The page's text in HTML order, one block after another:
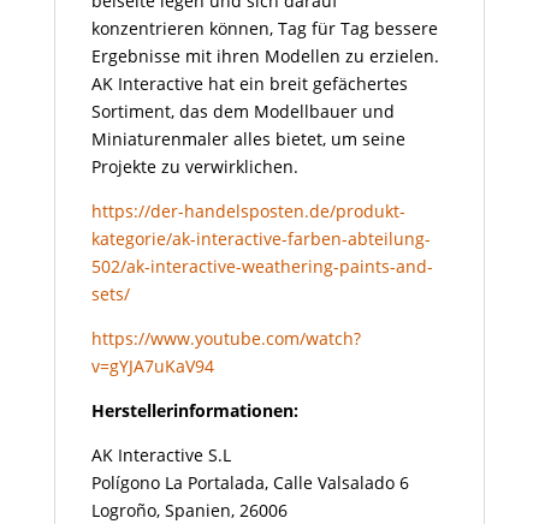
konzentrieren können, Tag für Tag bessere
Ergebnisse mit ihren Modellen zu erzielen.
AK Interactive hat ein breit gefächertes
Sortiment, das dem Modellbauer und
Miniaturenmaler alles bietet, um seine
Projekte zu verwirklichen.
https://der-handelsposten.de/produkt-
kategorie/ak-interactive-farben-abteilung-
502/ak-interactive-weathering-paints-and-
sets/
https://www.youtube.com/watch?
v=gYJA7uKaV94
Herstellerinformationen:
AK Interactive S.L
Polígono La Portalada, Calle Valsalado 6
Logroño, Spanien, 26006